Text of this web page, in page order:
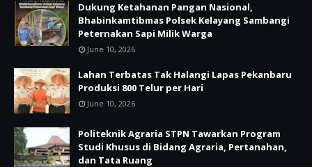
Dukung Ketahanan Pangan Nasional,
Bhabinkamtibmas Polsek Kelayang Sambangi
Peternakan Sapi Milik Warga
June 10, 2026
Lahan Terbatas Tak Halangi Lapas Pekanbaru
Produksi 800 Telur per Hari
June 10, 2026
Politeknik Agraria STPN Tawarkan Program
Studi Khusus di Bidang Agraria, Pertanahan,
dan Tata Ruang